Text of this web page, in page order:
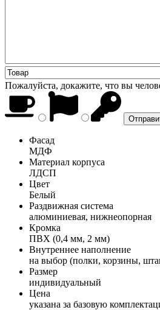
Пожалуйста, докажите, что вы
Фасад
МДФ
Материал корпуса
ЛДСП
Цвет
Белый
Раздвижная система
алюминиевая, нижнеопорная
Кромка
ПВХ (0,4 мм, 2 мм)
Внутреннее наполнение
на выбор (полки, корзины,
Размер
индивидуальный
Цена
указана за базовую